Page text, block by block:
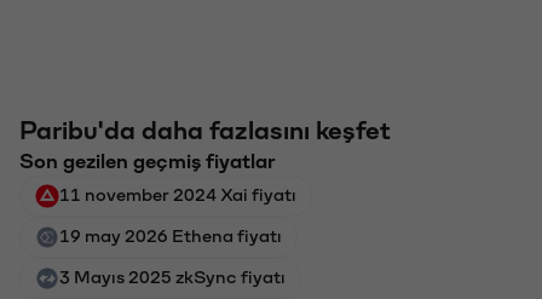
Paribu'da daha fazlasını keşfet
Son gezilen geçmiş fiyatlar
11 november 2024 Xai fiyatı
19 may 2026 Ethena fiyatı
3 Mayıs 2025 zkSync fiyatı